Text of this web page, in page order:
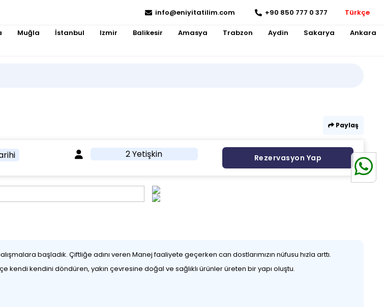
info@eniyitatilim.com +90 850 777 0 377 Türkçe
Muğla İstanbul Izmir Balikesir Amasya Trabzon Aydin Sakarya Ankara
Paylaş
2 Yetişkin Rezervasyon Yap
başladık. Çiftliğe adını veren Manej faaliyete geçerken can dostlarımızın nüfusu hızla arttı.
kendini döndüren, yakın çevresine doğal ve sağlıklı ürünler üreten bir yapı oluştu.